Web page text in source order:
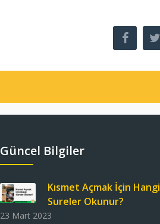
Güncel Bilgiler
Kısmet Açmak İçin Hangi
Sureler Okunur?
23 Mart 2023